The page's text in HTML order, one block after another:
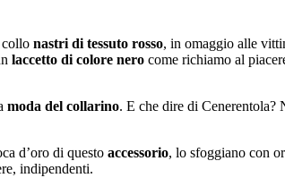
collo nastri di tessuto rosso, in omaggio alle
laccetto di colore nero come richiamo al
moda del collarino. E che dire di Cenerentola?
d’oro di questo accessorio, lo sfoggiano con
indipendenti.